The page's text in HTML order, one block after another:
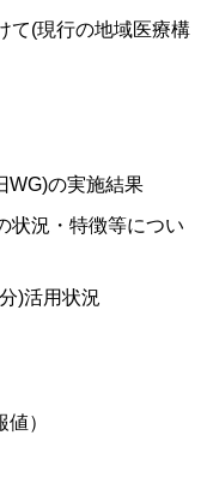
て(現行の地域医療構
WG)の実施結果
状況・特徴等につい
)活用状況
）